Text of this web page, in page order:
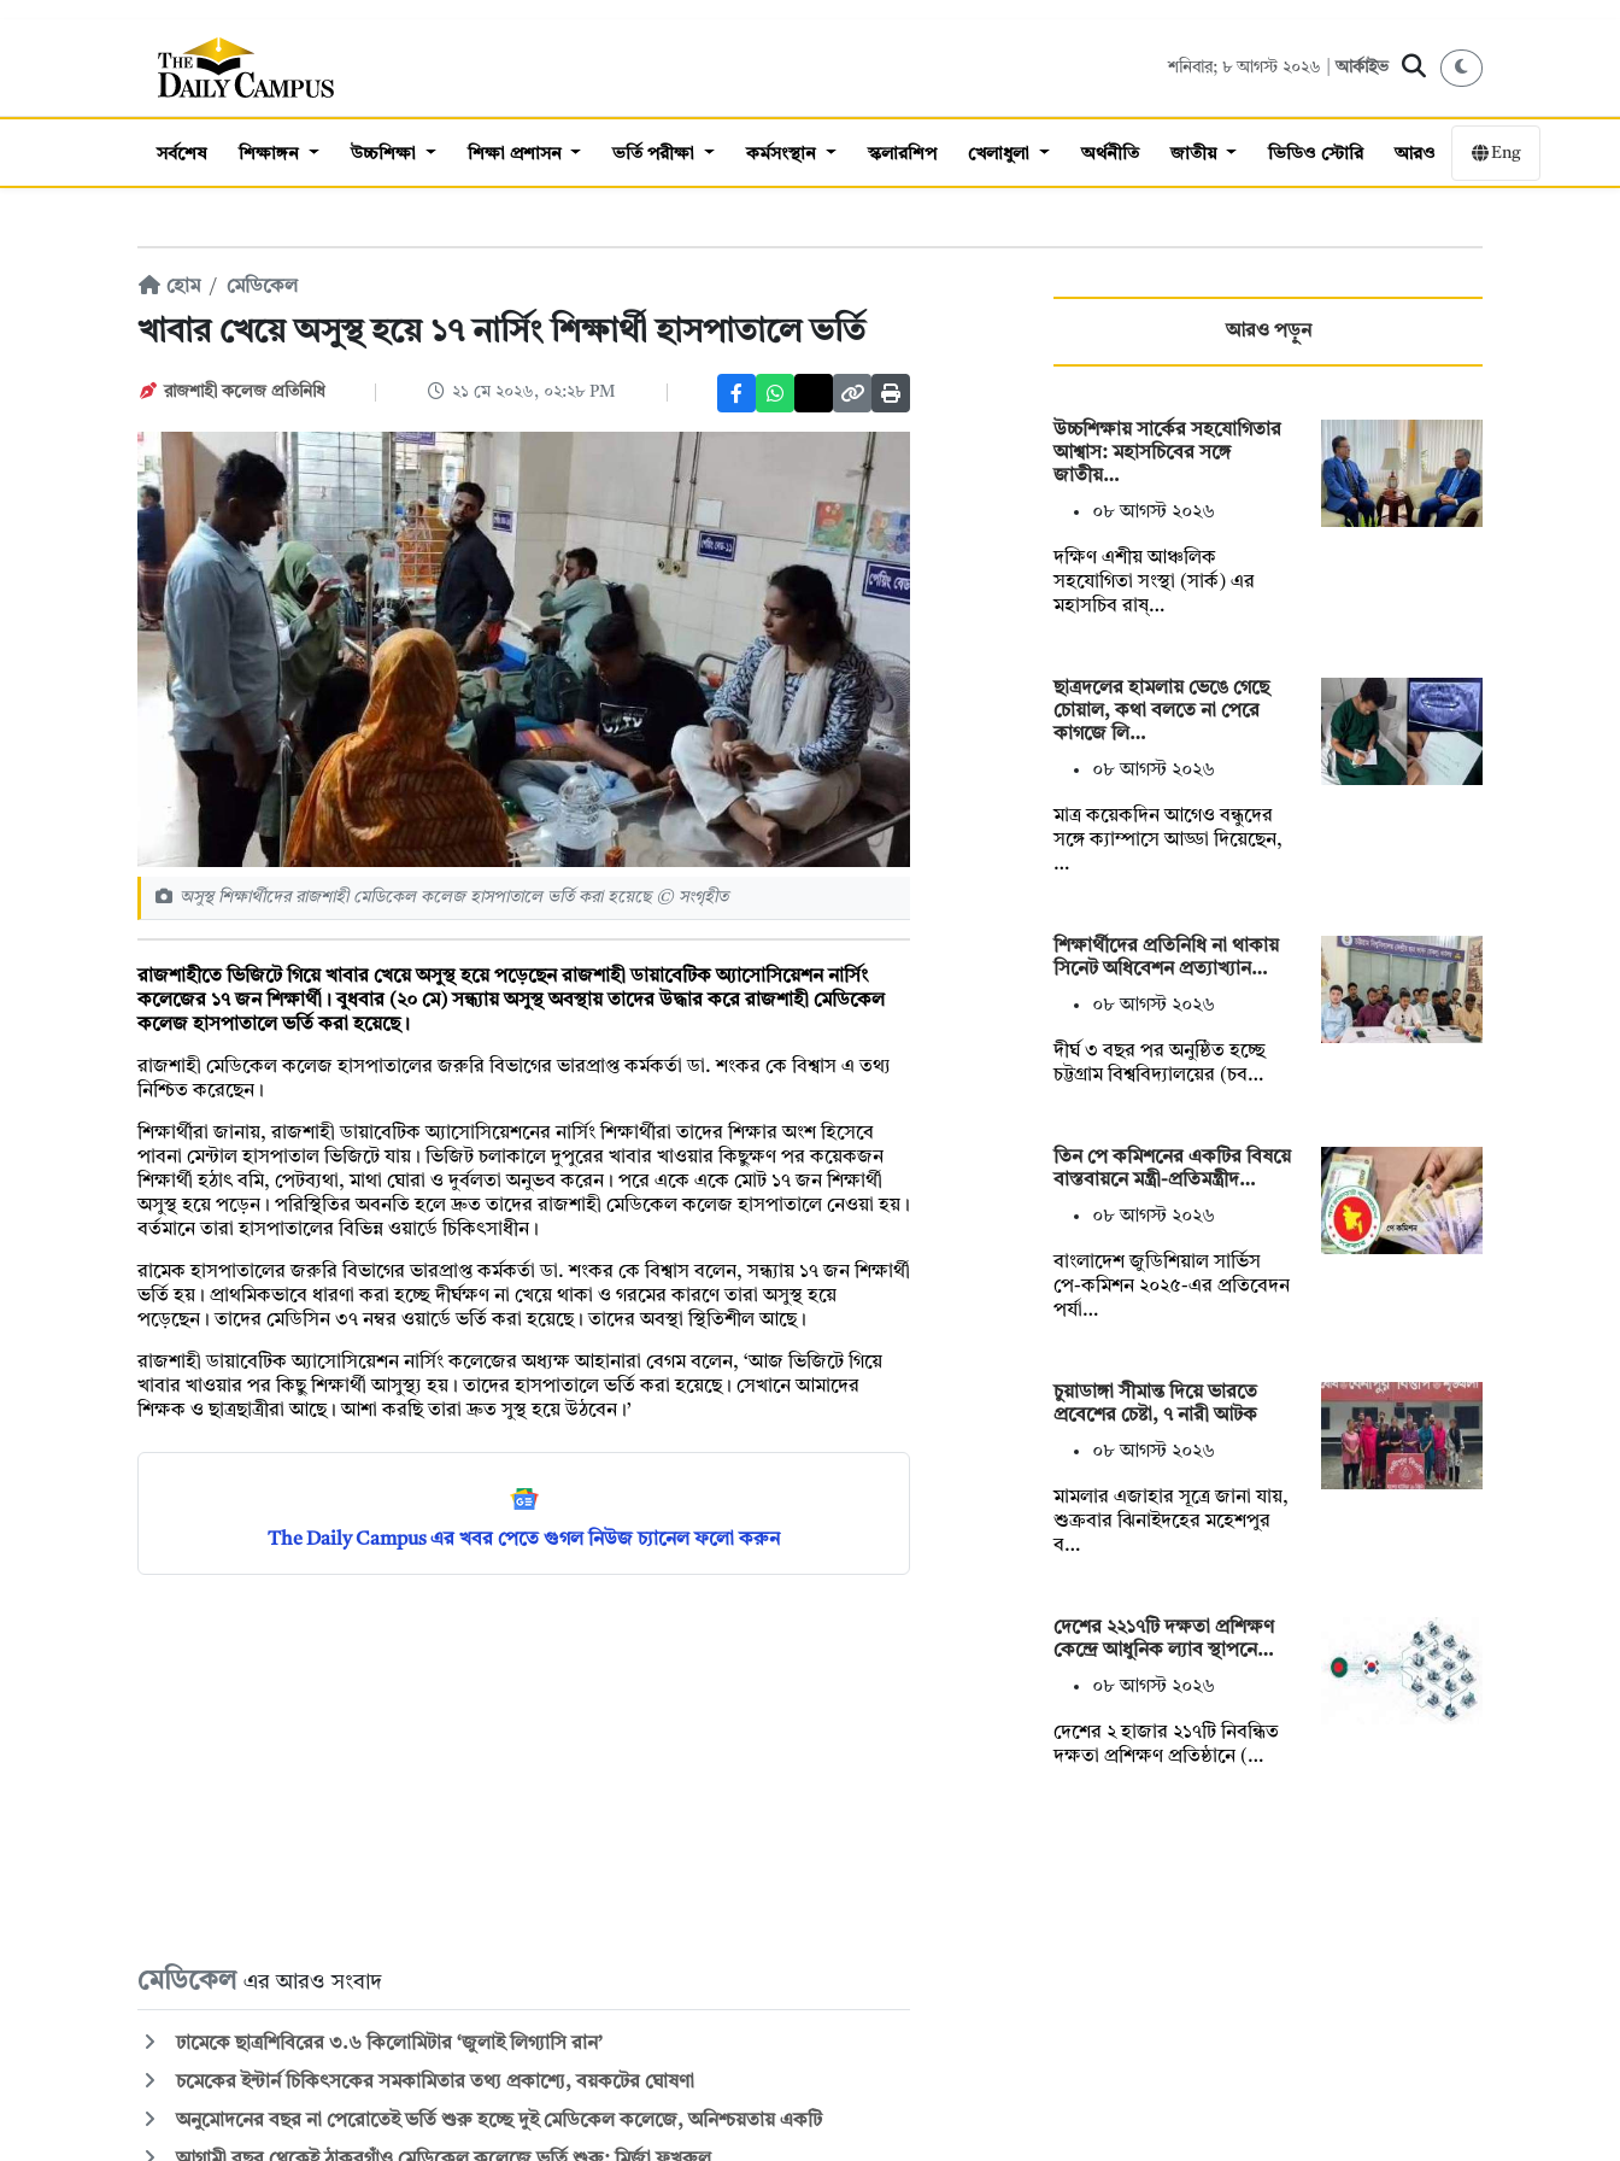
শনিবার; ৮ আগস্ট ২০২৬ |আর্কাইভ
সর্বশেষ শিক্ষাঙ্গন উচ্চশিক্ষা শিক্ষা প্রশাসন ভর্তি পরীক্ষা কর্মসংস্থান স্কলারশিপ খেলাধুলা অর্থনীতি জাতীয় ভিডিও স্টোরি আরও Eng
হোম মেডিকেল
খাবার খেয়ে অসুস্থ হয়ে ১৭ নার্সিং শিক্ষার্থী হাসপাতালে ভর্তি
রাজশাহী কলেজ প্রতিনিধি ২১ মে ২০২৬, ০২:২৮ PM
অসুস্থ শিক্ষার্থীদের রাজশাহী মেডিকেল কলেজ হাসপাতালে ভর্তি করা হয়েছে © সংগৃহীত
রাজশাহীতে ভিজিটে গিয়ে খাবার খেয়ে অসুস্থ হয়ে পড়েছেন রাজশাহী ডায়াবেটিক অ্যাসোসিয়েশন নার্সিং
কলেজের ১৭ জন শিক্ষার্থী। বুধবার (২০ মে) সন্ধ্যায় অসুস্থ অবস্থায় তাদের উদ্ধার করে রাজশাহী মেডিকেল
কলেজ হাসপাতালে ভর্তি করা হয়েছে।
রাজশাহী মেডিকেল কলেজ হাসপাতালের জরুরি বিভাগের ভারপ্রাপ্ত কর্মকর্তা ডা. শংকর কে বিশ্বাস এ তথ্য
নিশ্চিত করেছেন।
শিক্ষার্থীরা জানায়, রাজশাহী ডায়াবেটিক অ্যাসোসিয়েশনের নার্সিং শিক্ষার্থীরা তাদের শিক্ষার অংশ হিসেবে
পাবনা মেন্টাল হাসপাতাল ভিজিটে যায়। ভিজিট চলাকালে দুপুরের খাবার খাওয়ার কিছুক্ষণ পর কয়েকজন
শিক্ষার্থী হঠাৎ বমি, পেটব্যথা, মাথা ঘোরা ও দুর্বলতা অনুভব করেন। পরে একে একে মোট ১৭ জন শিক্ষার্থী
অসুস্থ হয়ে পড়েন। পরিস্থিতির অবনতি হলে দ্রুত তাদের রাজশাহী মেডিকেল কলেজ হাসপাতালে নেওয়া হয়।
বর্তমানে তারা হাসপাতালের বিভিন্ন ওয়ার্ডে চিকিৎসাধীন।
রামেক হাসপাতালের জরুরি বিভাগের ভারপ্রাপ্ত কর্মকর্তা ডা. শংকর কে বিশ্বাস বলেন, সন্ধ্যায় ১৭ জন শিক্ষার্থী
ভর্তি হয়। প্রাথমিকভাবে ধারণা করা হচ্ছে দীর্ঘক্ষণ না খেয়ে থাকা ও গরমের কারণে তারা অসুস্থ হয়ে
পড়েছেন। তাদের মেডিসিন ৩৭ নম্বর ওয়ার্ডে ভর্তি করা হয়েছে। তাদের অবস্থা স্থিতিশীল আছে।
রাজশাহী ডায়াবেটিক অ্যাসোসিয়েশন নার্সিং কলেজের অধ্যক্ষ আহানারা বেগম বলেন, ‘আজ ভিজিটে গিয়ে
খাবার খাওয়ার পর কিছু শিক্ষার্থী আসুস্থ্য হয়। তাদের হাসপাতালে ভর্তি করা হয়েছে। সেখানে আমাদের
শিক্ষক ও ছাত্রছাত্রীরা আছে। আশা করছি তারা দ্রুত সুস্থ হয়ে উঠবেন।’
The Daily Campus এর খবর পেতে গুগল নিউজ চ্যানেল ফলো করুন
মেডিকেল এর আরও সংবাদ
ঢামেকে ছাত্রশিবিরের ৩.৬ কিলোমিটার ‘জুলাই লিগ্যাসি রান’
চমেকের ইন্টার্ন চিকিৎসকের সমকামিতার তথ্য প্রকাশ্যে, বয়কটের ঘোষণা
অনুমোদনের বছর না পেরোতেই ভর্তি শুরু হচ্ছে দুই মেডিকেল কলেজে, অনিশ্চয়তায় একটি
আরও পড়ুন
উচ্চশিক্ষায় সার্কের সহযোগিতার
আশ্বাস: মহাসচিবের সঙ্গে
জাতীয়…
০৮ আগস্ট ২০২৬
দক্ষিণ এশীয় আঞ্চলিক
সহযোগিতা সংস্থা (সার্ক) এর
মহাসচিব রাষ্…
ছাত্রদলের হামলায় ভেঙে গেছে
চোয়াল, কথা বলতে না পেরে
কাগজে লি…
০৮ আগস্ট ২০২৬
মাত্র কয়েকদিন আগেও বন্ধুদের
সঙ্গে ক্যাম্পাসে আড্ডা দিয়েছেন,
…
শিক্ষার্থীদের প্রতিনিধি না থাকায়
সিনেট অধিবেশন প্রত্যাখ্যান…
০৮ আগস্ট ২০২৬
দীর্ঘ ৩ বছর পর অনুষ্ঠিত হচ্ছে
চট্টগ্রাম বিশ্ববিদ্যালয়ের (চব…
তিন পে কমিশনের একটির বিষয়ে
বাস্তবায়নে মন্ত্রী-প্রতিমন্ত্রীদ…
০৮ আগস্ট ২০২৬
বাংলাদেশ জুডিশিয়াল সার্ভিস
পে-কমিশন ২০২৫-এর প্রতিবেদন
পর্যা…
চুয়াডাঙ্গা সীমান্ত দিয়ে ভারতে
প্রবেশের চেষ্টা, ৭ নারী আটক
০৮ আগস্ট ২০২৬
মামলার এজাহার সূত্রে জানা যায়,
শুক্রবার ঝিনাইদহের মহেশপুর
ব…
দেশের ২২১৭টি দক্ষতা প্রশিক্ষণ
কেন্দ্রে আধুনিক ল্যাব স্থাপনে…
০৮ আগস্ট ২০২৬
দেশের ২ হাজার ২১৭টি নিবন্ধিত
দক্ষতা প্রশিক্ষণ প্রতিষ্ঠানে (…